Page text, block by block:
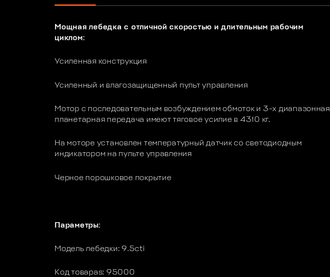
Мощная лебедка с отличной скоростью и длительным рабочим
циклом:
Усиленная конструкция
Усиленный и влагозащищенный пульт управления
Мотор с последовательным возбуждением обмоток и 3-х диапазонная
планетарная передача имеют тяговое усилие в 4310 кг.
На моторе установлен температурный датчик со светодиодным
индикатором на пульте управления
Черное порошковое покрытие
Параметры:
Модель лебедки: 9.5cti
Код товараs: 95000